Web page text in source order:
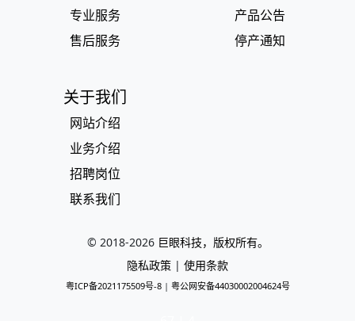
专业服务
售后服务
产品公告
停产通知
关于我们
网站介绍
业务介绍
招聘岗位
联系我们
© 2018-2026 巨眼科技，版权所有。
隐私政策 | 使用条款
粤ICP备2021175509号-8| 粤公网安备44030002004624号